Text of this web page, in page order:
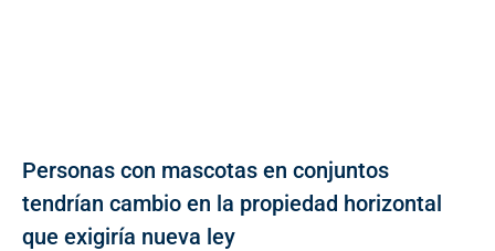
Personas con mascotas en conjuntos
tendrían cambio en la propiedad horizontal
que exigiría nueva ley